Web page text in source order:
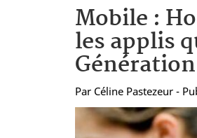
Mobile :
les applis
Par Céline Pastezeur -